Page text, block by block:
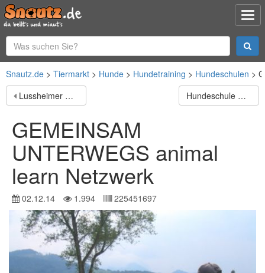
Snautz.de Tiermarkt Hunde Hundetraining Hundeschulen
Lussheimer Hundefreunde-Hundesport
Hundeschule Prinz
GEMEINSAM
UNTERWEGS animal
learn Netzwerk
02.12.14 1.994 225451697